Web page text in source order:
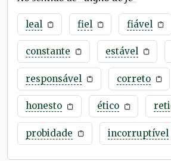
leal fiel fiável
constante estável
responsável correto
honesto ético
probidade incorruptível